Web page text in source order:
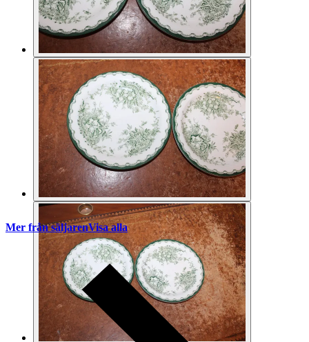
Mer från säljarenVisa alla